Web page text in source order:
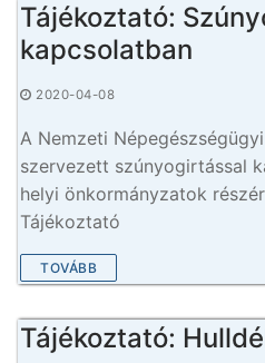
Tájékoztató:
kapcsolatban
2020-04-08
A Nemzeti
szervezett szúnyogirtással
helyi önkormányzatok
Tájékoztató
TOVÁBB
Tájékoztató: